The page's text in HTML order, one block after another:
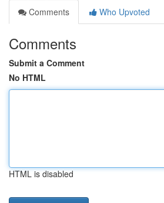
Comments
Who Upvoted
Comments
Submit a Comment
No HTML
HTML is disabled